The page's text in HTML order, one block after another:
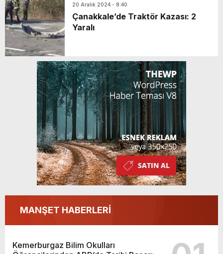
Kazandı
20 Aralık 2024 - 8:40
Çanakkale’de Traktör Kazası: 2
Yaralı
MANŞET HABERLERİ
Kemerburgaz Bilim Okulları